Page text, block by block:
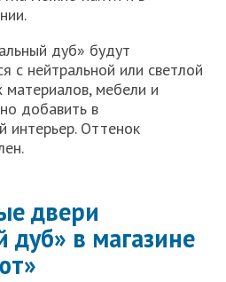
дуб» будут
с нейтральной или светлой
мебели и
добавить в
интерьер. Оттенок
двери
дуб» в магазине